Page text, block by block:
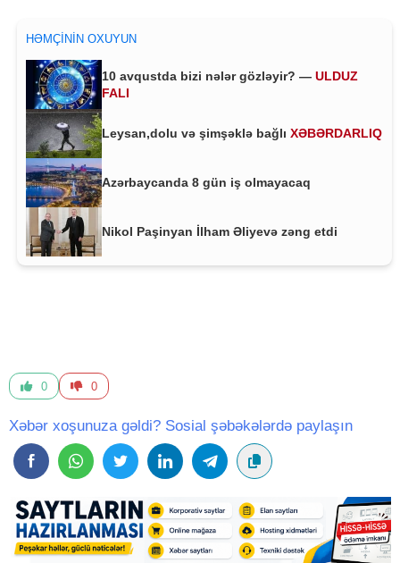
HƏMÇININ OXUYUN
10 avqustda bizi nələr gözləyir? — ULDUZ
FALI
Leysan,dolu və şimşəklə bağlı XƏBƏRDARLIQ
Azərbaycanda 8 gün iş olmayacaq
Nikol Paşinyan İlham Əliyevə zəng etdi
0 0
Xəbər xoşunuza gəldi? Sosial şəbəkələrdə paylaşın